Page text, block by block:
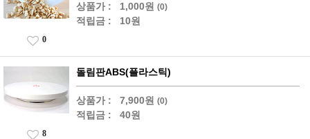
상품가 : 1,000원 (0)
적립금 : 10원
0
돌림판ABS(플라스틱)
상품가 : 7,900원 (0)
적립금 : 40원
8